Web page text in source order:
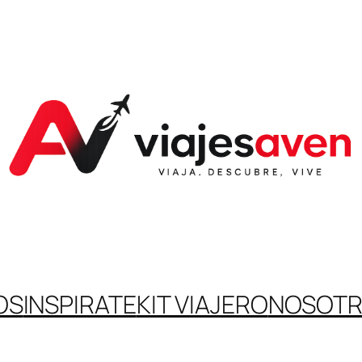
INSPIRATEKIT VIAJERO